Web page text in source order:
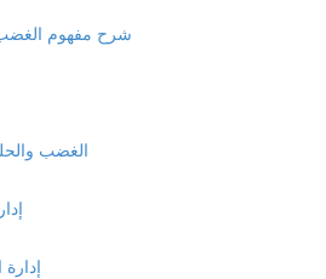
شرح مفهوم الغضب
الغضب والحلول
إدارة